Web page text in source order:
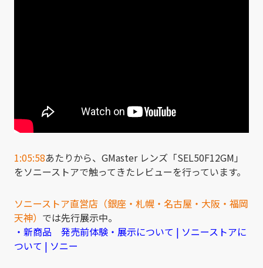
1:05:58あたりから、 GMaster レンズ「SEL50F12GM」
をソニーストアで触ってきたレビューを行っています。
ソニーストア直営店（銀座・札幌・名古屋・大阪・福岡
天神） では先行展示中。
・新商品 発売前体験・展示について | ソニーストアに
ついて | ソニー